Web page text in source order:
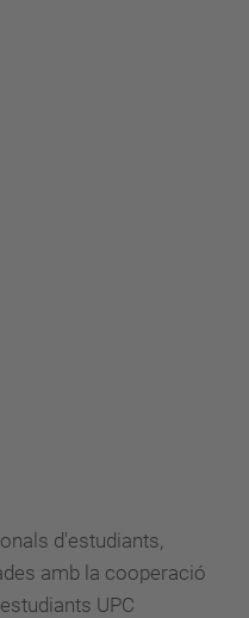
d'estudiants,
amb la cooperació
UPC